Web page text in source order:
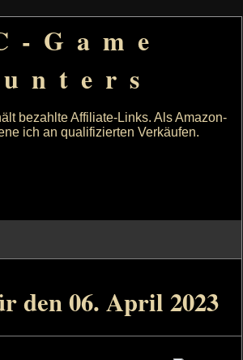
Game
bezahlte Affiliate-Links. Als Amazon-
ich an qualifizierten Verkäufen.
den 06. April 2023